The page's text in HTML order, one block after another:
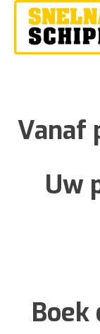
Vanaf
Uw
Boek